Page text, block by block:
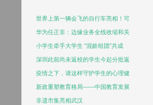
世界上第一辆会飞的自行车亮相！可
华为任正非：边缘业务全线收缩和关
小学生牵手大学生 “混龄组团”共成
深圳此前尚未返校的学生今起分批返
疫情之下，请这样守护学生的心理健
新政重塑教育格局——中国教育发展
非遗市集亮相武汉